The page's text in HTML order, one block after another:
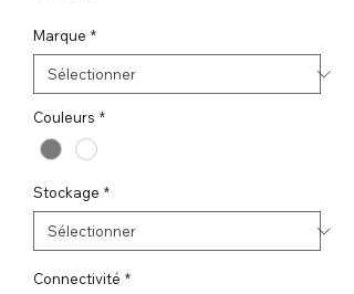
Marque *
Couleurs *
Stockage *
Connectivité *